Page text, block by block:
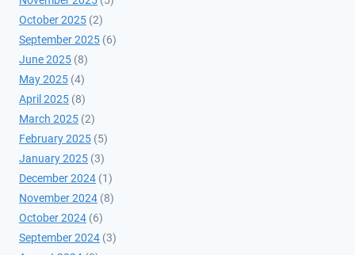
October 2025 (2)
September 2025 (6)
June 2025 (8)
May 2025 (4)
April 2025 (8)
March 2025 (2)
February 2025 (5)
January 2025 (3)
December 2024 (1)
November 2024 (8)
October 2024 (6)
September 2024 (3)